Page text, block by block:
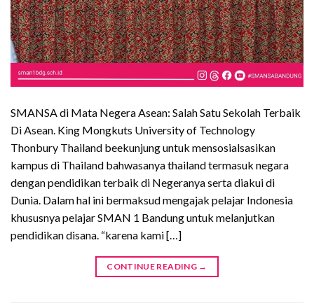
SMANSA di Mata Negera Asean: Salah Satu Sekolah Terbaik
Di Asean. King Mongkuts University of Technology
Thonbury Thailand beekunjung untuk mensosialsasikan
kampus di Thailand bahwasanya thailand termasuk negara
dengan pendidikan terbaik di Negeranya serta diakui di
Dunia. Dalam hal ini bermaksud mengajak pelajar Indonesia
khususnya pelajar SMAN 1 Bandung untuk melanjutkan
pendidikan disana. “karena kami […]
CONTINUE READING →